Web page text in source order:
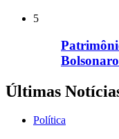
5
Últimas
Política